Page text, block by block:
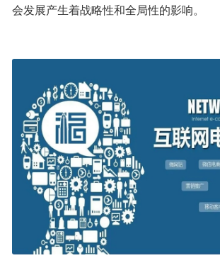
会发展产生着战略性和全局性的影响。